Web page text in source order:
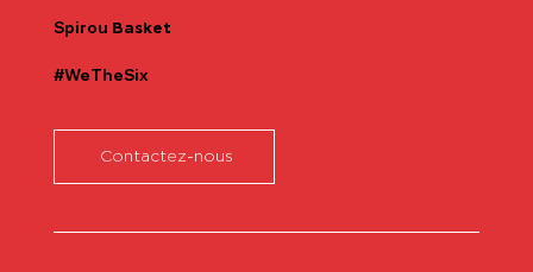
Spirou Basket
#WeTheSix
Contactez-nous